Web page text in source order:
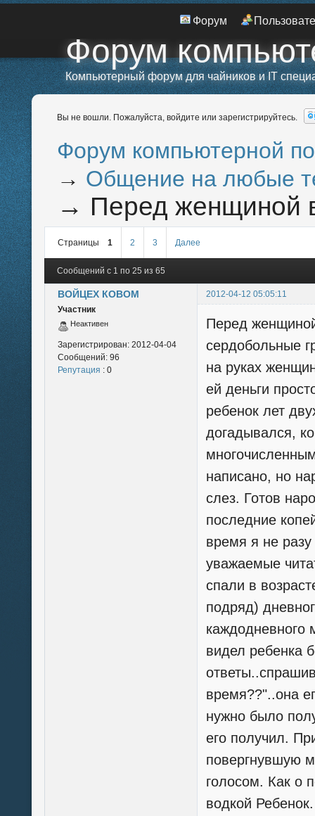
Форум
Форум
Компьютерный форум для чайников и IT
Вы не вошли. Пожалуйста, войдите или зарегистрируйтесь.
Форум компьютерной
→ Общение на любые
→ Перед женщиной
Страницы 1 2 3 Далее
Сообщений с 1 по 25 из 65
ВОЙЦЕХ КОВОМ
2012-04-12 05:05:11
Участник
Неактивен
Зарегистрирован: 2012-04-04
Сообщений: 96
Репутация : 0
Перед
сердобольные
на руках
ей деньги
ребенок лет
догадывался,
написано, но
слез. Готов
последние
время я не
уважаемые
спали в
подряд)
каждодневного
видел ребенка
время??"..она
нужно было
его получил.
повергнувшую
голосом. Как о
водкой